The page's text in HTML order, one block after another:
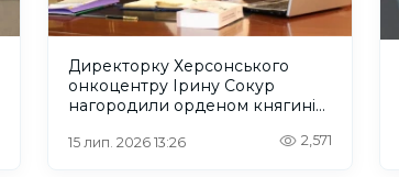
Директорку Херсонського
онкоцентру Ірину Сокур
нагородили орденом княгині
15 лип. 2026 13:26 2,571